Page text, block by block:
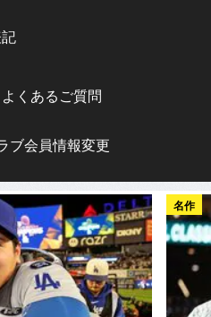
くあるご質問
ブ会員情報変更
名作